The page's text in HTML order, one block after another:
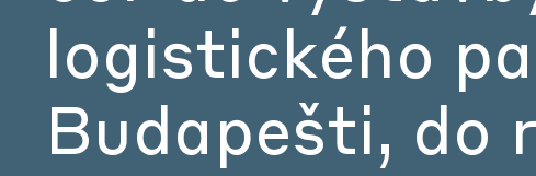
logistického
Budapešti, do